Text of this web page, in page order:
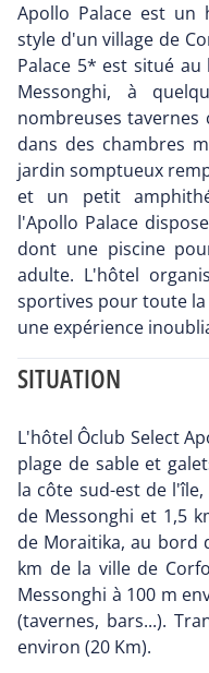
Apollo Palace est
style d'un village de
Palace 5* est situé
Messonghi, à
nombreuses tavernes
dans des chambres
jardin somptueux
et un petit
l'Apollo Palace
dont une piscine
adulte. L'hôtel
sportives pour toute la
une expérience
SITUATION
L'hôtel Ôclub Select
plage de sable et
la côte sud-est de
de Messonghi et 1,5
de Moraitika, au bord
km de la ville de
Messonghi à 100 m
(tavernes, bars...).
environ (20 Km).